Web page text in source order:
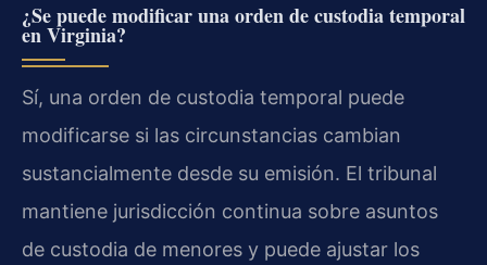
¿Se puede modificar una orden de custodia temporal
en Virginia?
Sí, una orden de custodia temporal puede
modificarse si las circunstancias cambian
sustancialmente desde su emisión. El tribunal
mantiene jurisdicción continua sobre asuntos
de custodia de menores y puede ajustar los